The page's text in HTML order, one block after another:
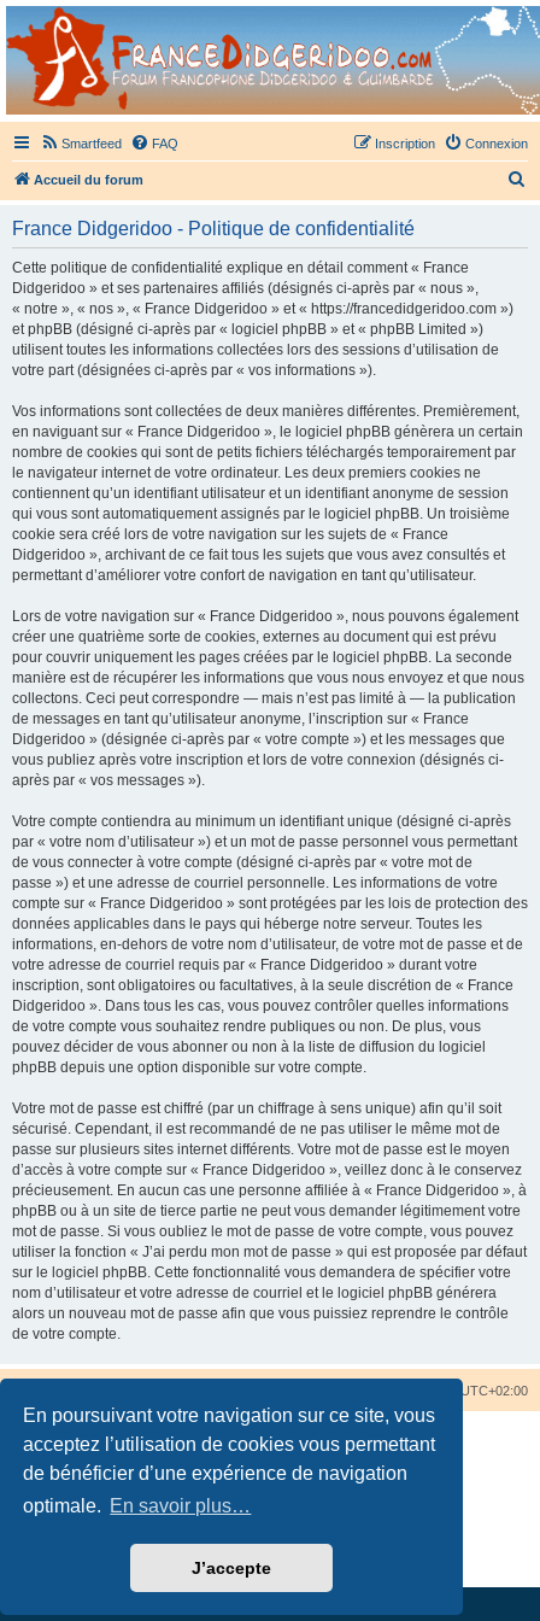
En poursuivant votre navigation sur ce site, vous
acceptez l’utilisation de cookies vous permettant
de bénéficier d’une expérience de navigation
optimale. En savoir plus…
J’accepte
France Didgeridoo
Didgeridoo et Guimbarde sur France Didgeridoo - retrouvez la communauté.
Smartfeed FAQ Connexion
Inscription
Accueil du forum
France Didgeridoo - Politique de confidentialité
Cette politique de confidentialité explique en détail comment « France
Didgeridoo » et ses partenaires affiliés (désignés ci-après par « nous »,
« notre », « nos », « France Didgeridoo » et « https://francedidgeridoo.com »)
et phpBB (désigné ci-après par « logiciel phpBB » et « phpBB Limited »)
utilisent toutes les informations collectées lors des sessions d’utilisation de
votre part (désignées ci-après par « vos informations »).
Vos informations sont collectées de deux manières différentes. Premièrement,
en naviguant sur « France Didgeridoo », le logiciel phpBB génèrera un certain
nombre de cookies qui sont de petits fichiers téléchargés temporairement par
le navigateur internet de votre ordinateur. Les deux premiers cookies ne
contiennent qu’un identifiant utilisateur et un identifiant anonyme de session
qui vous sont automatiquement assignés par le logiciel phpBB. Un troisième
cookie sera créé lors de votre navigation sur les sujets de « France
Didgeridoo », archivant de ce fait tous les sujets que vous avez consultés et
permettant d’améliorer votre confort de navigation en tant qu’utilisateur.
Lors de votre navigation sur « France Didgeridoo », nous pouvons également
créer une quatrième sorte de cookies, externes au document qui est prévu
pour couvrir uniquement les pages créées par le logiciel phpBB. La seconde
manière est de récupérer les informations que vous nous envoyez et que nous
collectons. Ceci peut correspondre — mais n’est pas limité à — la publication
de messages en tant qu’utilisateur anonyme, l’inscription sur « France
Didgeridoo » (désignée ci-après par « votre compte ») et les messages que
vous publiez après votre inscription et lors de votre connexion (désignés ci-
après par « vos messages »).
Votre compte contiendra au minimum un identifiant unique (désigné ci-après
par « votre nom d’utilisateur ») et un mot de passe personnel vous permettant
de vous connecter à votre compte (désigné ci-après par « votre mot de
passe ») et une adresse de courriel personnelle. Les informations de votre
compte sur « France Didgeridoo » sont protégées par les lois de protection des
données applicables dans le pays qui héberge notre serveur. Toutes les
informations, en-dehors de votre nom d’utilisateur, de votre mot de passe et de
votre adresse de courriel requis par « France Didgeridoo » durant votre
inscription, sont obligatoires ou facultatives, à la seule discrétion de « France
Didgeridoo ». Dans tous les cas, vous pouvez contrôler quelles informations
de votre compte vous souhaitez rendre publiques ou non. De plus, vous
pouvez décider de vous abonner ou non à la liste de diffusion du logiciel
phpBB depuis une option disponible sur votre compte.
Votre mot de passe est chiffré (par un chiffrage à sens unique) afin qu’il soit
sécurisé. Cependant, il est recommandé de ne pas utiliser le même mot de
passe sur plusieurs sites internet différents. Votre mot de passe est le moyen
d’accès à votre compte sur « France Didgeridoo », veillez donc à le conservez
précieusement. En aucun cas une personne affiliée à « France Didgeridoo », à
phpBB ou à un site de tierce partie ne peut vous demander légitimement votre
mot de passe. Si vous oubliez le mot de passe de votre compte, vous pouvez
utiliser la fonction « J’ai perdu mon mot de passe » qui est proposée par défaut
sur le logiciel phpBB. Cette fonctionnalité vous demandera de spécifier votre
nom d’utilisateur et votre adresse de courriel et le logiciel phpBB générera
alors un nouveau mot de passe afin que vous puissiez reprendre le contrôle
de votre compte.
UTC+02:00
Traduction française officielle©
Confidentialité